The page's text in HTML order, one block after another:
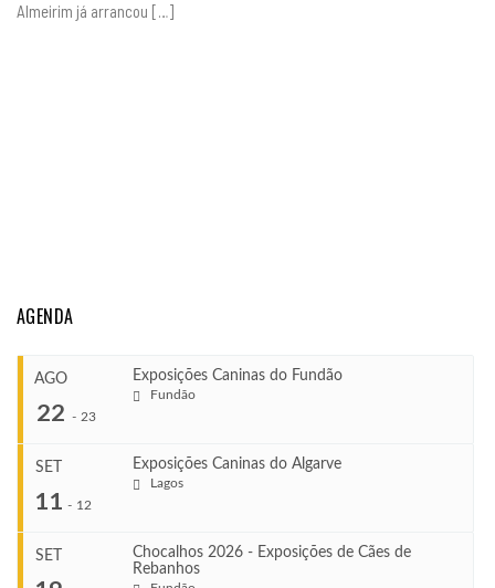
Almeirim já arrancou […]
AGENDA
AGO
22 - 23
Exposições Caninas do Fundão
Fundão
SET
11 - 12
Exposições Caninas do Algarve
Lagos
SET
Chocalhos 2026 - Exposições de Cães de
Rebanhos